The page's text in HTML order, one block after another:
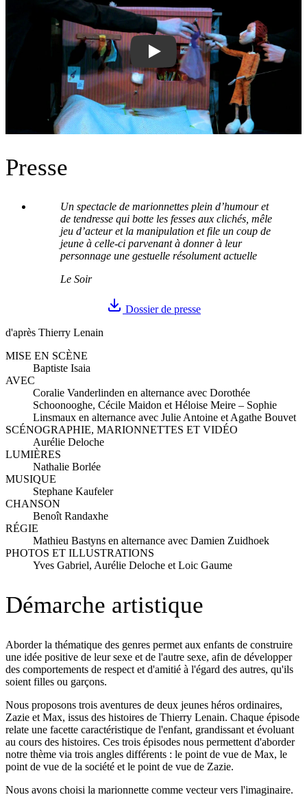
Play
Presse
Un spectacle de marionnettes plein d’humour et
de tendresse qui botte les fesses aux clichés, mêle
jeu d’acteur et la manipulation et file un coup de
jeune à celle-ci parvenant à donner à leur
personnage une gestuelle résolument actuelle
Le Soir
Dossier de presse
d'après Thierry Lenain
MISE EN SCÈNE
Baptiste Isaia
AVEC
Coralie Vanderlinden en alternance avec Dorothée
Schoonooghe, Cécile Maidon et Héloise Meire – Sophie
Linsmaux en alternance avec Julie Antoine et Agathe Bouvet
SCÉNOGRAPHIE, MARIONNETTES ET VIDÉO
Aurélie Deloche
LUMIÈRES
Nathalie Borlée
MUSIQUE
Stephane Kaufeler
CHANSON
Benoît Randaxhe
RÉGIE
Mathieu Bastyns en alternance avec Damien Zuidhoek
PHOTOS ET ILLUSTRATIONS
Yves Gabriel, Aurélie Deloche et Loic Gaume
Démarche artistique
Aborder la thématique des genres permet aux enfants de construire
une idée positive de leur sexe et de l'autre sexe, afin de développer
des comportements de respect et d'amitié à l'égard des autres, qu'ils
soient filles ou garçons.
Nous proposons trois aventures de deux jeunes héros ordinaires,
Zazie et Max, issus des histoires de Thierry Lenain. Chaque épisode
relate une facette caractéristique de l'enfant, grandissant et évoluant
au cours des histoires. Ces trois épisodes nous permettent d'aborder
notre thème via trois angles différents : le point de vue de Max, le
point de vue de la société et le point de vue de Zazie.
Nous avons choisi la marionnette comme vecteur vers l'imaginaire.